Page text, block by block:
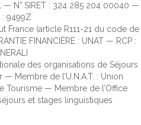
— N° SIRET : 324 285 204 00040 —
: 9499Z
France (article R111-21 du code de
FINANCIÈRE : UNAT — RCP :
des organisations de Séjours
— Membre de l’U.N.A.T. : Union
Tourisme — Membre de l’Office
et stages linguistiques